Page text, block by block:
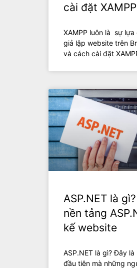
cài đặt
XAMPP luôn là sự
giả lập website trên
và cách cài đặt
ASP.NET là
nền tảng
kế website
ASP.NET là gì? Đây
đầu tiên mà những